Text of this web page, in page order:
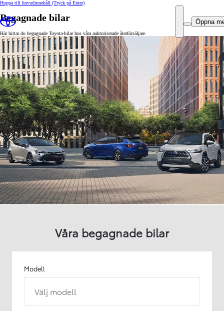
Hoppa till huvudinnehåll (Tryck på Enter)
Öppna
Begagnade bilar
Här hittar du begagnade Toyota-bilar hos våra auktoriserade återförsäljare.
Våra begagnade bilar
Modell
Välj modell